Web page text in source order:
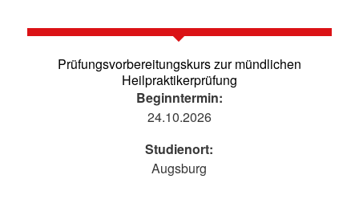
Prüfungsvorbereitungskurs zur mündlichen
Heilpraktikerprüfung
Beginntermin:
24.10.2026
Studienort:
Augsburg